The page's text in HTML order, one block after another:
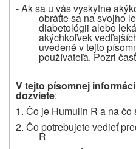
- Ak sa u vás vyskytne
obráťte sa na svojho
diabetológii alebo
akýchkoľvek
uvedené v tejto
používateľa. Pozri
V tejto písomnej
dozviete:
1. Čo je Humulin R a na čo
2. Čo potrebujete vedieť
R